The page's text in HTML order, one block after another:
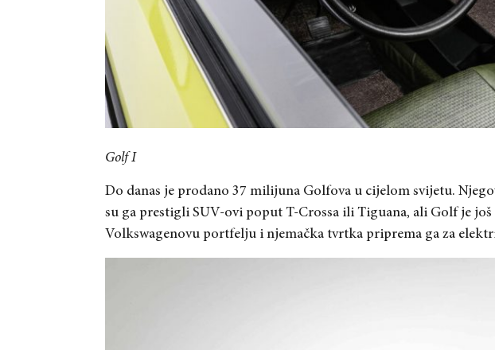
Golf I
Do danas je prodano 37 milijuna Golfova u cijelom svijetu.
su ga prestigli SUV-ovi poput T-Crossa ili Tiguana, ali Golf je
Volkswagenovu portfelju i njemačka tvrtka priprema ga za